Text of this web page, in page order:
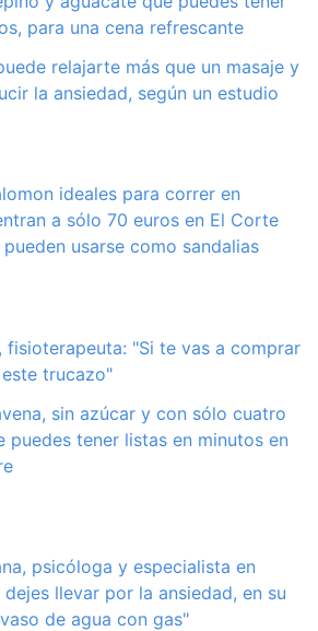
para una cena refrescante
relajarte más que un masaje y
la ansiedad, según un estudio
ideales para correr en
a sólo 70 euros en El Corte
usarse como sandalias
fisioterapeuta: "Si te vas a comprar
trucazo"
sin azúcar y con sólo cuatro
puedes tener listas en minutos en
psicóloga y especialista en
llevar por la ansiedad, en su
de agua con gas"